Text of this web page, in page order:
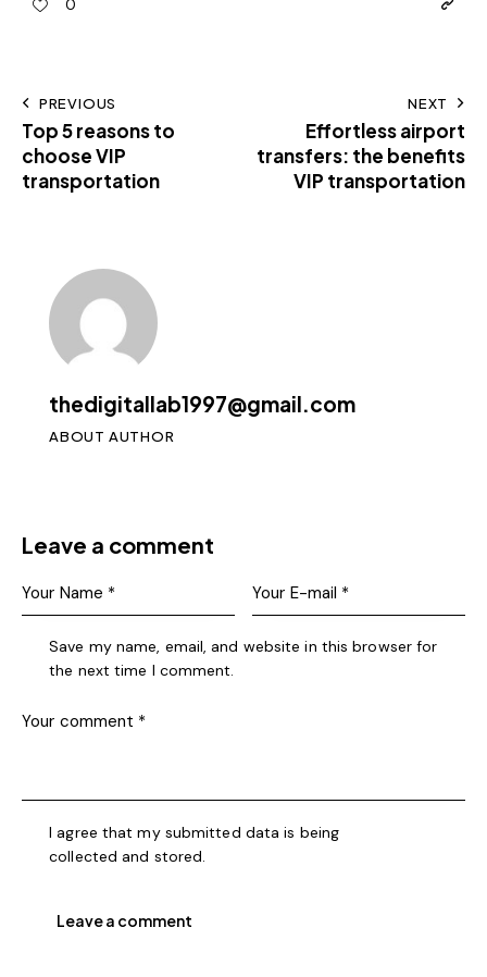
0
PREVIOUS
Top 5 reasons to
choose VIP
transportation
NEXT
Effortless airport
transfers: the benefits
VIP transportation
thedigitallab1997@gmail.com
ABOUT AUTHOR
Leave a comment
Save my name, email, and website in this browser for
the next time I comment.
I agree that my submitted data is being
collected and stored.